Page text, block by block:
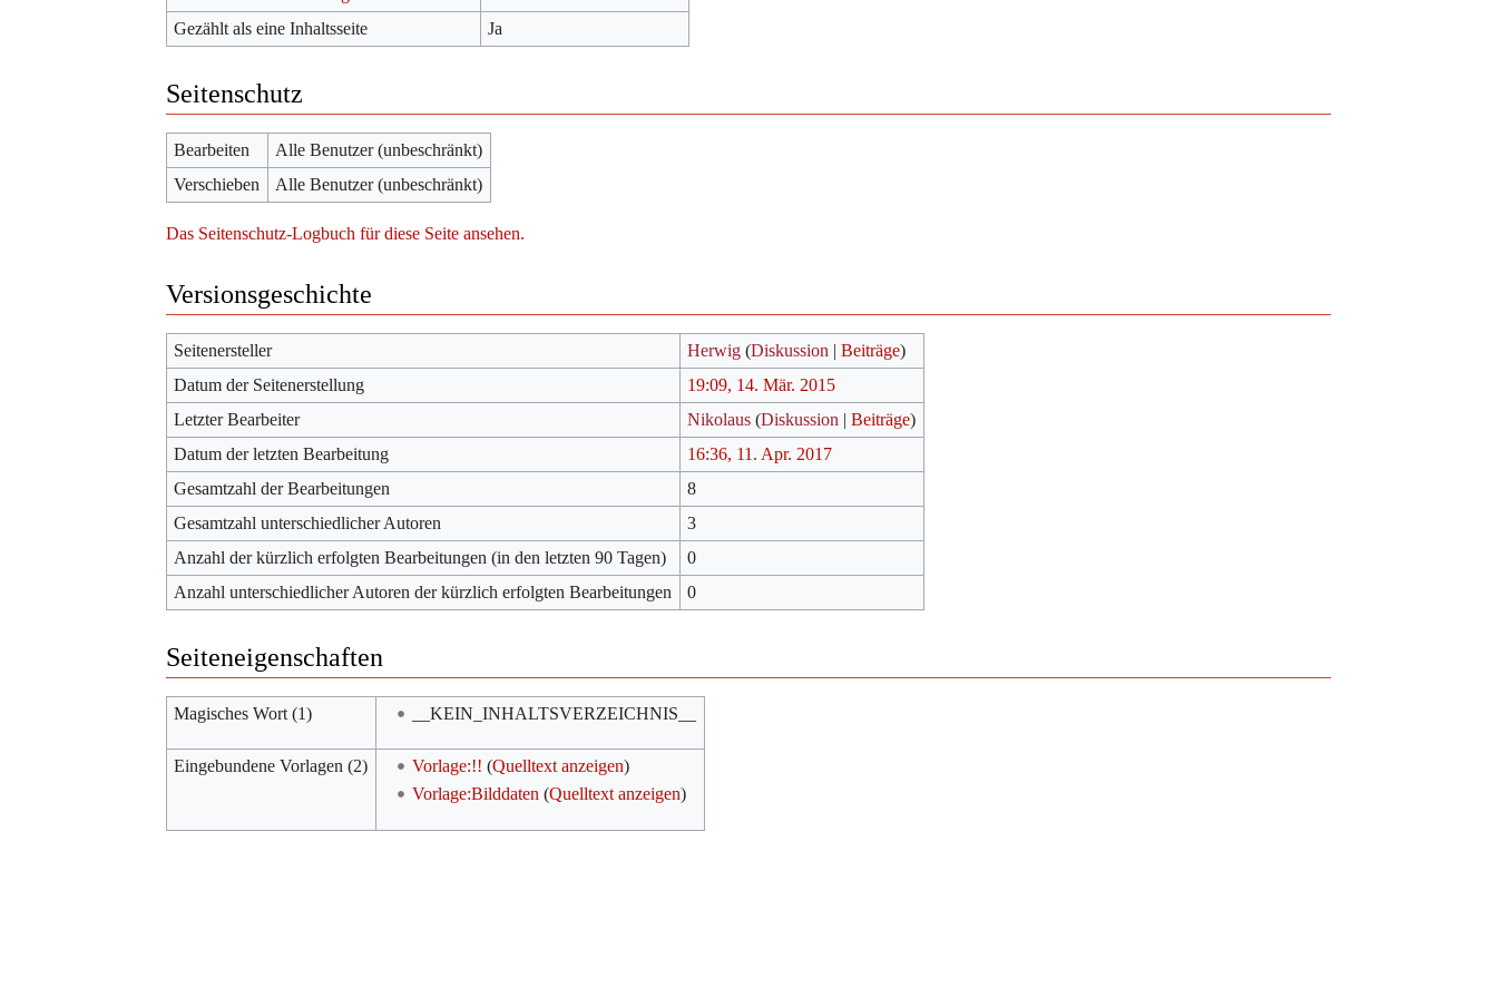
Gezählt als eine Inhaltsseite
Ja
Seitenschutz
Bearbeiten
Alle Benutzer (unbeschränkt)
Verschieben
Alle Benutzer (unbeschränkt)
Das Seitenschutz-Logbuch für diese Seite ansehen.
Versionsgeschichte
Seitenersteller Herwig (Diskussion |Beiträge)
Datum der Seitenerstellung
19:09, 14. Mär. 2015
Letzter Bearbeiter
Nikolaus (Diskussion |Beiträge)
Datum der letzten Bearbeitung
16:36, 11. Apr. 2017
Gesamtzahl der Bearbeitungen
8
Gesamtzahl unterschiedlicher Autoren
3
Anzahl der kürzlich erfolgten Bearbeitungen (in den letzten 90 Tagen)
0
Anzahl unterschiedlicher Autoren der kürzlich erfolgten Bearbeitungen
0
Seiteneigenschaften
Magisches Wort (1) __KEIN_INHALTSVERZEICHNIS__
Eingebundene Vorlagen (2) Vorlage:!! (Quelltext anzeigen)
Vorlage:Bilddaten (Quelltext anzeigen)